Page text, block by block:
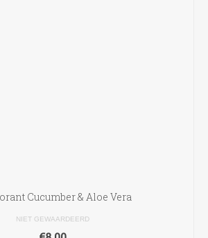
Cucumber & Aloe Vera
NIET GEWAARDEERD